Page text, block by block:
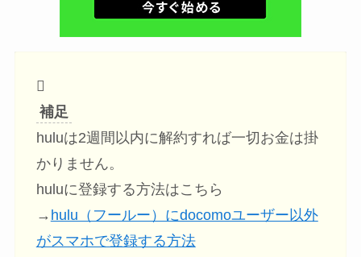
補足
huluは2週間以内に解約すれば一切お金は掛
かりません。
huluに登録する方法はこちら
→ hulu（フールー）にdocomoユーザー以外
がスマホで登録する方法